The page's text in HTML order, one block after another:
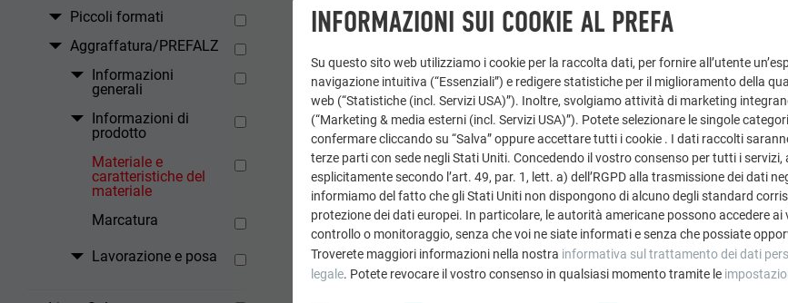
Piccoli formati
Aggraffatura/PREFALZ
Informazioni
generali
Informazioni di
prodotto
Materiale e
caratteristiche del
materiale
Marcatura
Lavorazione e posa
Misure standard 0,7 × 500 mm | 0,7 × 650 mm |
Peso
ca. 1,89 kg/m²
Consumo effettivo con PREFALZ
Consumo effettivo con PREFALZ
Pendenza minima del tetto a partire da 3° (osservare le
Fissaggio
Secondo i requisiti statici -
Osservare le normative nazionali
60 kg (diametro interno = 320 mm)
INFORMAZIONI SUI COOKIE AL PREFA
Su questo sito web utilizziamo i cookie per la raccolta dati, per fornire all’utente
navigazione intuitiva (“Essenziali”) e redigere statistiche per il miglioramento della
web (“Statistiche (incl. Servizi USA)”). Inoltre, svolgiamo attività di marketing
(“Marketing & media esterni (incl. Servizi USA)”). Potete selezionare le singole
confermare cliccando su “Salva” oppure accettare tutti i cookie . I dati raccolti
terze parti con sede negli Stati Uniti. Concedendo il vostro consenso per tutti i servizi,
esplicitamente secondo l’art. 49, par. 1, lett. a) dell’RGPD alla trasmissione dei dati
informiamo del fatto che gli Stati Uniti non dispongono di alcuno degli standard
protezione dei dati europei. In particolare, le autorità americane possono accedere
controllo o monitoraggio, senza che voi ne siate informati e senza che possiate
Troverete maggiori informazioni nella nostra informativa sul trattamento dei dati
legale. Potete revocare il vostro consenso in qualsiasi momento tramite le